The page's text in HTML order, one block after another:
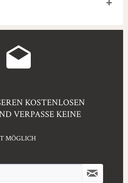
KOSTENLOSEN
VERPASSE KEINE
MÖGLICH